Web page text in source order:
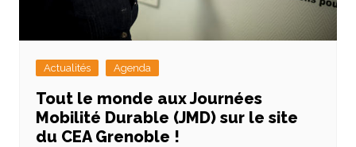
Actualités Agenda
Tout le monde aux Journées
Mobilité Durable (JMD) sur le site
du CEA Grenoble !